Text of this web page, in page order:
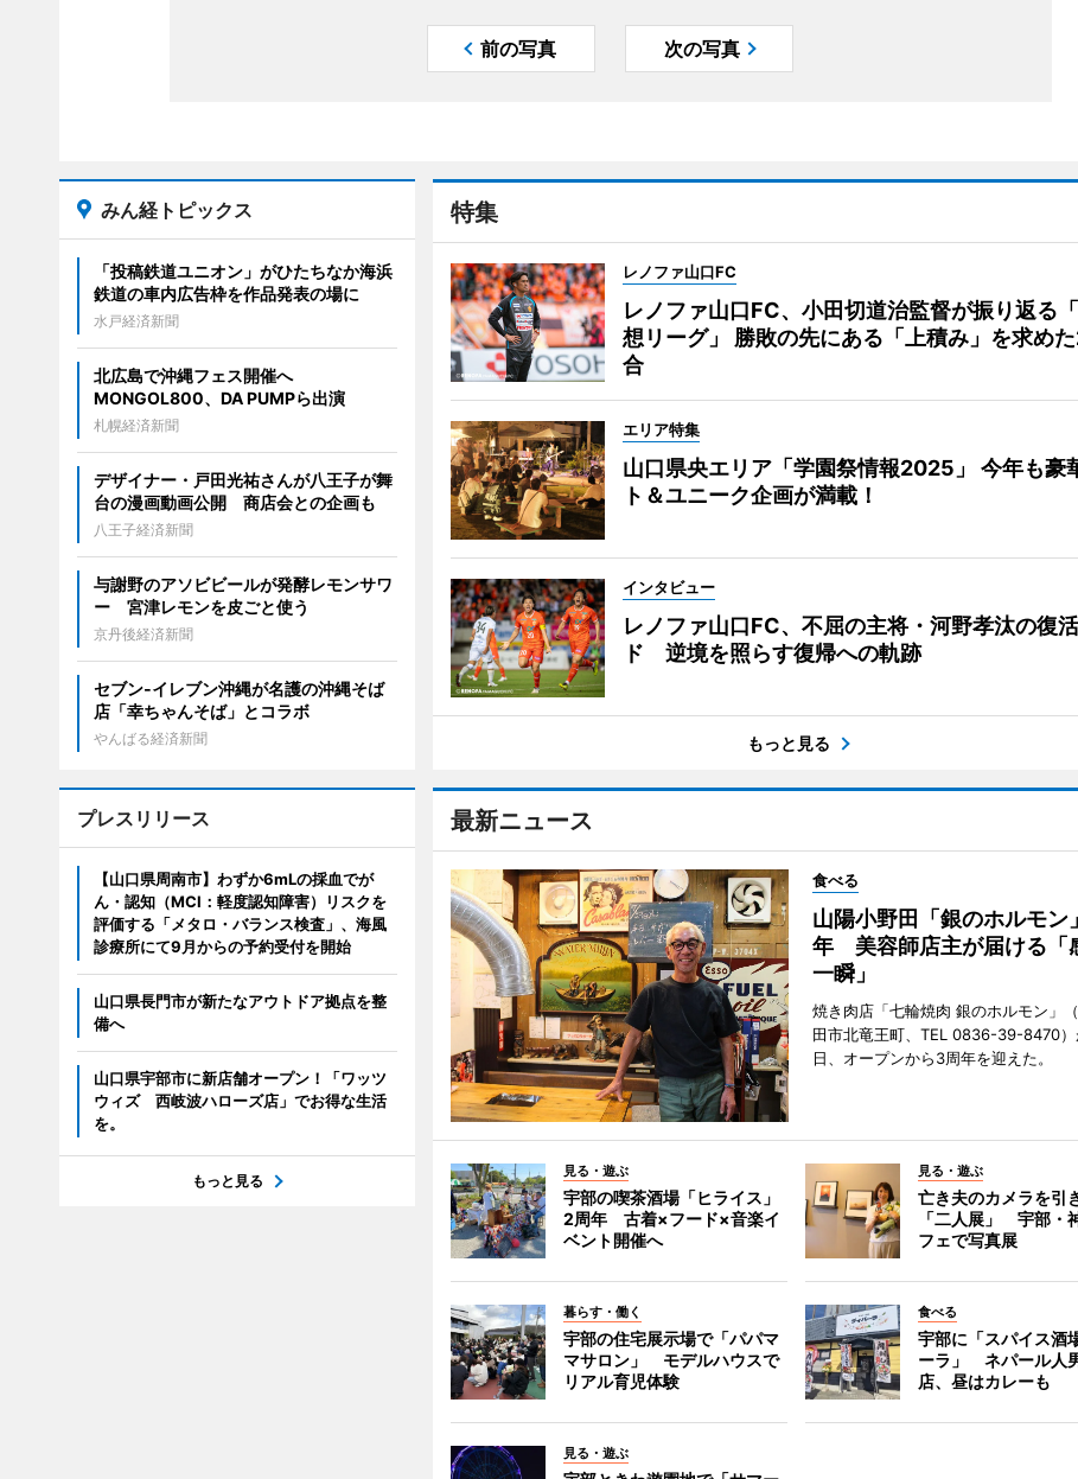
前の写真 次の写真
特集
レノファ山口FC
レノファ山口FC、小田切道治監督が振り返る
想リーグ」 勝敗の先にある「上積み」を求め
合
エリア特集
山口県央エリア「学園祭情報2025」 今年も豪
ト＆ユニーク企画が満載！
インタビュー
レノファ山口FC、不屈の主将・河野孝汰の復
ド 逆境を照らす復帰への軌跡
もっと見る
最新ニュース
食べる
山陽小野田「銀のホルモン
年 美容師店主が届ける「
一瞬」
焼き肉店「七輪焼肉 銀のホルモン」
田市北竜王町、TEL 0836-39-8470
日、オープンから3周年を迎えた。
見る・遊ぶ
宇部の喫茶酒場「ヒライス」
2周年 古着×フード×音楽イ
ベント開催へ
見る・遊ぶ
亡き夫のカメラを引
「二人展」 宇部・
フェで写真展
暮らす・働く
宇部の住宅展示場で「パパマ
マサロン」 モデルハウスで
リアル育児体験
食べる
宇部に「スパイス酒
ーラ」 ネパール人
店、昼はカレーも
見る・遊ぶ
みん経トピックス
「投稿鉄道ユニオン」がひたちなか海浜
鉄道の車内広告枠を作品発表の場に
水戸経済新聞
北広島で沖縄フェス開催へ
MONGOL800、DA PUMPら出演
札幌経済新聞
デザイナー・戸田光祐さんが八王子が舞
台の漫画動画公開 商店会との企画も
八王子経済新聞
与謝野のアソビビールが発酵レモンサワ
ー 宮津レモンを皮ごと使う
京丹後経済新聞
セブン‐イレブン沖縄が名護の沖縄そば
店「幸ちゃんそば」とコラボ
やんばる経済新聞
プレスリリース
【山口県周南市】わずか6mLの採血でが
ん・認知（MCI：軽度認知障害）リスクを
評価する「メタロ・バランス検査」、海風
診療所にて9月からの予約受付を開始
山口県長門市が新たなアウトドア拠点を整
備へ
山口県宇部市に新店舗オープン！「ワッツ
ウィズ 西岐波ハローズ店」でお得な生活
を。
もっと見る